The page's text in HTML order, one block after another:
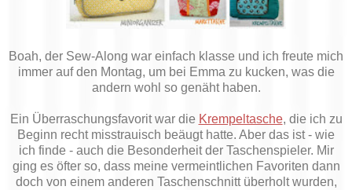
Boah, der Sew-Along war einfach klasse und ich freute mich
immer auf den Montag, um bei Emma zu kucken, was die
andern wohl so genäht haben.
Ein Überraschungsfavorit war die Krempeltasche, die ich zu
Beginn recht misstrauisch beäugt hatte. Aber das ist - wie
ich finde - auch die Besonderheit der Taschenspieler. Mir
ging es öfter so, dass meine vermeintlichen Favoriten dann
doch von einem anderen Taschenschnitt überholt wurden,